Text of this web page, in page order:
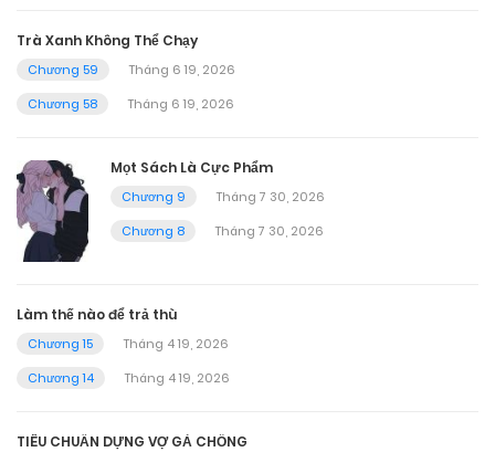
Trà Xanh Không Thể Chạy
Chương 59
Tháng 6 19, 2026
Chương 58
Tháng 6 19, 2026
Mọt Sách Là Cực Phẩm
Chương 9
Tháng 7 30, 2026
Chương 8
Tháng 7 30, 2026
Làm thế nào để trả thù
Chương 15
Tháng 4 19, 2026
Chương 14
Tháng 4 19, 2026
TIÊU CHUẨN DỰNG VỢ GẢ CHỒNG